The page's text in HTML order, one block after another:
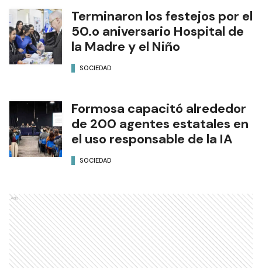
Terminaron los festejos por el
50.o aniversario Hospital de
la Madre y el Niño
SOCIEDAD
Formosa capacitó alrededor
de 200 agentes estatales en
el uso responsable de la IA
SOCIEDAD
Ads